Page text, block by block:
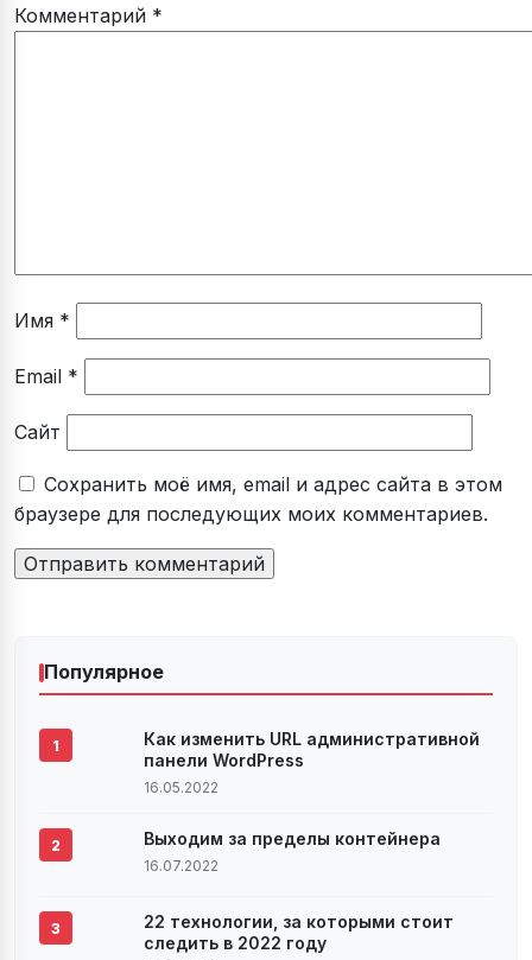
Комментарий *
Имя *
Email *
Сайт
Сохранить моё имя, email и адрес сайта в этом
браузере для последующих моих комментариев.
Популярное
1
Как изменить URL административной
панели WordPress
16.05.2022
2 Выходим за пределы контейнера
16.07.2022
3
22 технологии, за которыми стоит
следить в 2022 году